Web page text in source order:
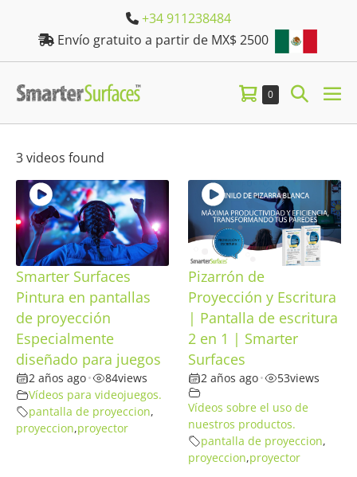
+34 911238484
Envío gratuito a partir de MX$ 2500
Shopping
Cart
0Items
Cart
Search
Toggle
3 videos found
Smarter Surfaces
Pintura en pantallas
de proyección
Especialmente
diseñado para juegos
2 años ago• 84views
Vídeos para videojuegos.
pantalla de proyeccion,
proyeccion,proyector
Pizarrón de
Proyección y Escritura
| Pantalla de escritura
2 en 1 | Smarter
Surfaces
2 años ago• 53views
Vídeos sobre el uso de
nuestros productos.
pantalla de proyeccion,
proyeccion,proyector